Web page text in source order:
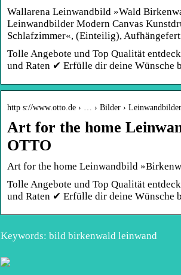
Wallarena Leinwandbild »Wald
Leinwandbilder Modern Canvas
Schlafzimmer«, (Einteilig),
Tolle Angebote und Top Qualität
und Raten ✔ Erfülle dir deine Wünsche
http s://www.otto.de › … › Bilder › Leinwandbilder
Art for the home
OTTO
Art for the home Leinwandbild
Tolle Angebote und Top Qualität
und Raten ✔ Erfülle dir deine Wünsche
Keywords: bild birkenwald leinwand